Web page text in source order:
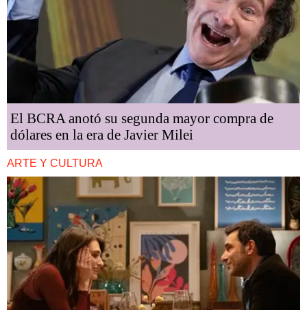
El BCRA anotó su segunda mayor compra de
dólares en la era de Javier Milei
ARTE Y CULTURA